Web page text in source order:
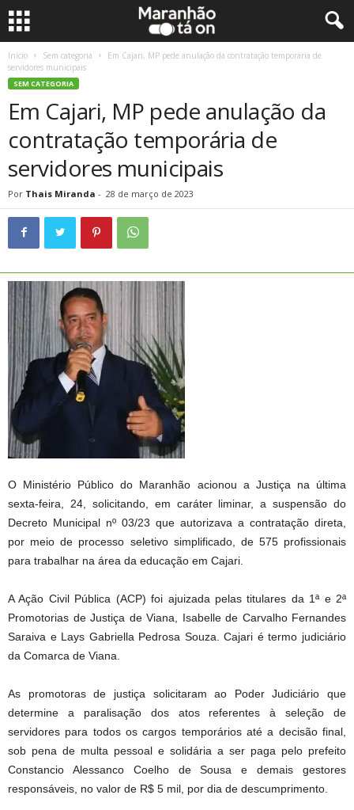
Início Sem categoria
Em Cajari, MP pede anulação da contratação temporária de
servidores municipais
SEM CATEGORIA
Em Cajari, MP pede anulação da
contratação temporária de
servidores municipais
Por Thais Miranda - 28 de março de 2023
O Ministério Público do Maranhão acionou a Justiça na última
sexta-feira, 24, solicitando, em caráter liminar, a suspensão do
Decreto Municipal nº 03/23 que autorizava a contratação direta,
por meio de processo seletivo simplificado, de 575 profissionais
para trabalhar na área da educação em Cajari.
A Ação Civil Pública (ACP) foi ajuizada pelas titulares da 1ª e 2ª
Promotorias de Justiça de Viana, Isabelle de Carvalho Fernandes
Saraiva e Lays Gabriella Pedrosa Souza. Cajari é termo judiciário
da Comarca de Viana.
As promotoras de justiça solicitaram ao Poder Judiciário que
determine a paralisação dos atos referentes à seleção de
servidores para todos os cargos temporários até a decisão final,
sob pena de multa pessoal e solidária a ser paga pelo prefeito
Constancio Alessanco Coelho de Sousa e demais gestores
responsáveis, no valor de R$ 5 mil, por dia de descumprimento.